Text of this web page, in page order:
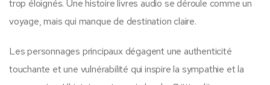
trop éloignés. Une histoire livres audio se déroule comme un
voyage, mais qui manque de destination claire.
Les personnages principaux dégagent une authenticité
touchante et une vulnérabilité qui inspire la sympathie et la